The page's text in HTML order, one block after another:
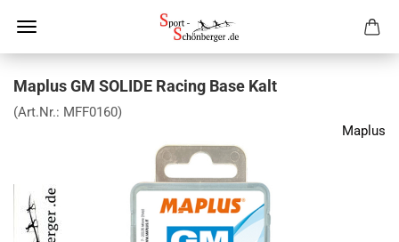
Maplus GM SOLIDE Racing Base Kalt
(Art.Nr.: MFF0160)
Maplus